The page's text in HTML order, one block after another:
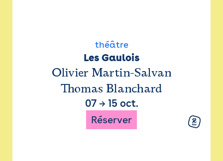
théâtre
Les Gaulois
Olivier Martin-Salvan
Thomas Blanchard
07→ 15 oct.
Réserver